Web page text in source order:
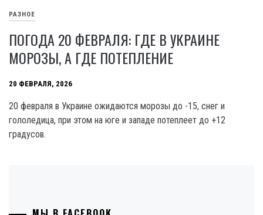
РАЗНОЕ
ПОГОДА 20 ФЕВРАЛЯ: ГДЕ В УКРАИНЕ
МОРОЗЫ, А ГДЕ ПОТЕПЛЕНИЕ
20 ФЕВРАЛЯ, 2026
20 февраля в Украине ожидаются морозы до -15, снег и
гололедица, при этом на юге и западе потеплеет до +12
градусов.